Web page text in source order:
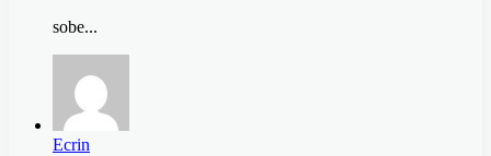
sobe...
Ecrin